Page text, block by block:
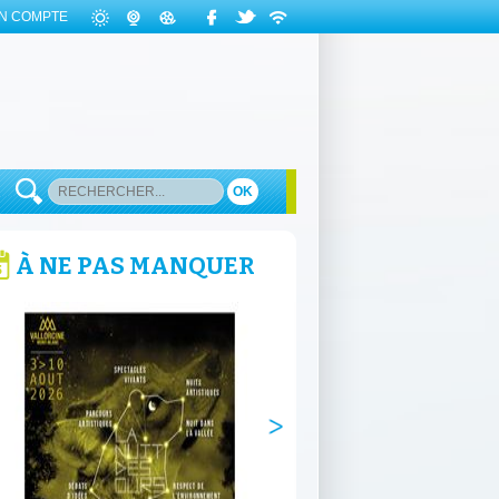
COMPTE
OK
À NE PAS MANQUER